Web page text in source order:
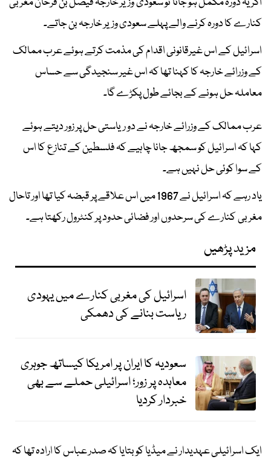
کنارے کا دورہ کرنے والے پہلے سعودی وزیر خارجہ بن جاتے۔
اسرائیل کے اس غیرقانونی اقدام کی مذمت کرتے ہوئے عرب ممالک
کے وزرائے خارجہ کا کہنا تھا کہ اس غیر سنجیدگی سے حساس
معاملہ حل ہونے کے بجائے طول پکڑے گا۔
عرب ممالک کے وزرائے خارجہ نے دو ریاستی حل پر زور دیتے ہوئے
کہا کہ اسرائیل کو سمجھ جانا چاہیے کہ فلسطین کے تنازع کا اس
کے سوا کوئی حل نہیں ہے۔
یاد رہے کہ اسرائیل نے 1967 میں اس علاقے پر قبضہ کیا تھا اور تاحال
مغربی کنارے کی سرحدوں اور فضائی حدود پر کنٹرول رکھتا ہے۔
مزید پڑھیں
اسرائیل کی مغربی کنارے میں یہودی
ریاست بنانے کی دھمکی
سعودیہ کا ایران پر امریکا کیساتھ جوہری
معاہدہ پر زور؛ اسرائیلی حملے سے بھی
خبردار کردیا
ایک اسرائیلی عہدیدار نے میڈیا کو بتایا کہ صدر عباس کا ارادہ تھا کہ